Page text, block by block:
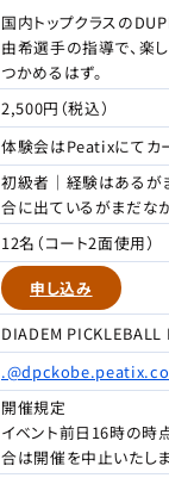
国内トップクラスの
由希選手の指導で、楽
つかめるはず。
2,500円（税込）
体験会はPeatixにてカ
初級者｜経験はあるが
合に出ているがまだな
12名（コート2面使用）
申し込み
DIADEM PICKLEBALL
開催規定
イベント前日16時の時
合は開催を中止いたしま